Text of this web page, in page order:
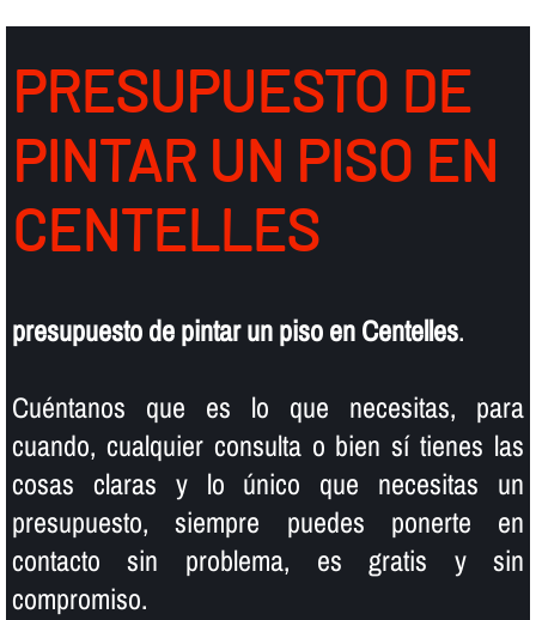
PRESUPUESTO DE
PINTAR UN PISO EN
CENTELLES
presupuesto de pintar un piso en Centelles.
Cuéntanos que es lo que necesitas, para
cuando, cualquier consulta o bien sí­ tienes las
cosas claras y lo único que necesitas un
presupuesto, siempre puedes ponerte en
contacto sin problema, es gratis y sin
compromiso.